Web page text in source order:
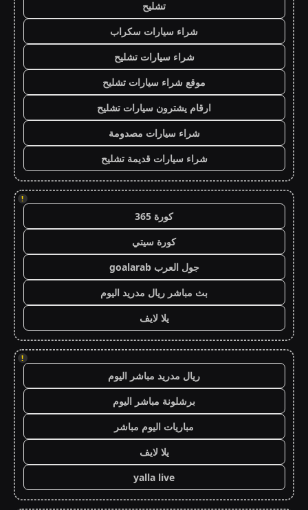
تشليح
شراء سيارات سكراب
شراء سيارات تشليح
موقع شراء سيارات تشليح
ارقام يشترون سيارات تشليح
شراء سيارات مصدومة
شراء سيارات قديمة تشليح
!
كورة 365
كورة سيتي
جول العرب goalarab
بث مباشر ريال مدريد اليوم
يلا لايف
!
ريال مدريد مباشر اليوم
برشلونة مباشر اليوم
مباريات اليوم مباشر
يلا لايف
yalla live